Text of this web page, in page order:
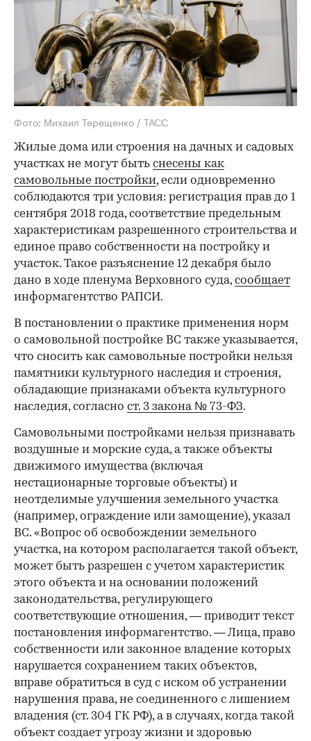
Фото: Михаил Терещенко / ТАСС
Жилые дома или строения на дачных и садовых
участках не могут быть снесены как
самовольные постройки, если одновременно
соблюдаются три условия: регистрация прав до 1
сентября 2018 года, соответствие предельным
характеристикам разрешенного строительства и
единое право собственности на постройку и
участок. Такое разъяснение 12 декабря было
дано в ходе пленума Верховного суда,сообщает
информагентство РАПСИ.
В постановлении о практике применения норм
о самовольной постройке ВС также указывается,
что сносить как самовольные постройки нельзя
памятники культурного наследия и строения,
обладающие признаками объекта культурного
наследия, согласно ст. 3 закона № 73-ФЗ.
Самовольными постройками нельзя признавать
воздушные и морские суда, а также объекты
движимого имущества (включая
нестационарные торговые объекты) и
неотделимые улучшения земельного участка
(например, ограждение или замощение), указал
ВС. «Вопрос об освобождении земельного
участка, на котором располагается такой объект,
может быть разрешен с учетом характеристик
этого объекта и на основании положений
законодательства, регулирующего
соответствующие отношения, — приводит текст
постановления информагентство. — Лица, право
собственности или законное владение которых
нарушается сохранением таких объектов,
вправе обратиться в суд с иском об устранении
нарушения права, не соединенного с лишением
владения (ст. 304 ГК РФ), а в случаях, когда такой
объект создает угрозу жизни и здоровью